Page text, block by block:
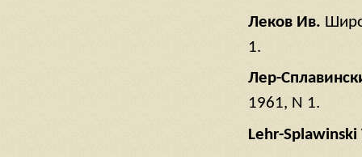
Леков Ив.
1.
Лер-
1961, N 1.
Lehr-Splawinski